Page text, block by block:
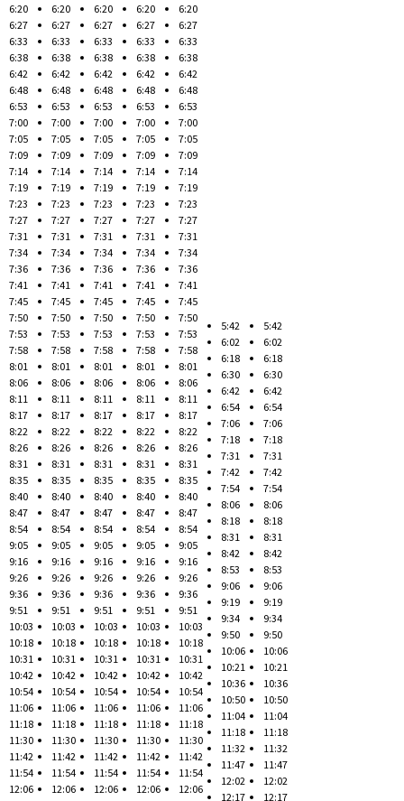
6:20
6:27
6:33
6:38
6:42
6:48
6:53
7:00
7:05
7:09
7:14
7:19
7:23
7:27
7:31
7:34
7:36
7:41
7:45
7:50
7:53
7:58
8:01
8:06
8:11
8:17
8:22
8:26
8:31
8:35
8:40
8:47
8:54
9:05
9:16
9:26
9:36
9:51
10:03
10:18
10:31
10:42
10:54
11:06
11:18
11:30
11:42
11:54
12:06
6:20
6:27
6:33
6:38
6:42
6:48
6:53
7:00
7:05
7:09
7:14
7:19
7:23
7:27
7:31
7:34
7:36
7:41
7:45
7:50
7:53
7:58
8:01
8:06
8:11
8:17
8:22
8:26
8:31
8:35
8:40
8:47
8:54
9:05
9:16
9:26
9:36
9:51
10:03
10:18
10:31
10:42
10:54
11:06
11:18
11:30
11:42
11:54
12:06
6:20
6:27
6:33
6:38
6:42
6:48
6:53
7:00
7:05
7:09
7:14
7:19
7:23
7:27
7:31
7:34
7:36
7:41
7:45
7:50
7:53
7:58
8:01
8:06
8:11
8:17
8:22
8:26
8:31
8:35
8:40
8:47
8:54
9:05
9:16
9:26
9:36
9:51
10:03
10:18
10:31
10:42
10:54
11:06
11:18
11:30
11:42
11:54
12:06
6:20
6:27
6:33
6:38
6:42
6:48
6:53
7:00
7:05
7:09
7:14
7:19
7:23
7:27
7:31
7:34
7:36
7:41
7:45
7:50
7:53
7:58
8:01
8:06
8:11
8:17
8:22
8:26
8:31
8:35
8:40
8:47
8:54
9:05
9:16
9:26
9:36
9:51
10:03
10:18
10:31
10:42
10:54
11:06
11:18
11:30
11:42
11:54
12:06
6:20
6:27
6:33
6:38
6:42
6:48
6:53
7:00
7:05
7:09
7:14
7:19
7:23
7:27
7:31
7:34
7:36
7:41
7:45
7:50
7:53
7:58
8:01
8:06
8:11
8:17
8:22
8:26
8:31
8:35
8:40
8:47
8:54
9:05
9:16
9:26
9:36
9:51
10:03
10:18
10:31
10:42
10:54
11:06
11:18
11:30
11:42
11:54
12:06
5:42
6:02
6:18
6:30
6:42
6:54
7:06
7:18
7:31
7:42
7:54
8:06
8:18
8:31
8:42
8:53
9:06
9:19
9:34
9:50
10:06
10:21
10:36
10:50
11:04
11:18
11:32
11:47
12:02
12:17
5:42
6:02
6:18
6:30
6:42
6:54
7:06
7:18
7:31
7:42
7:54
8:06
8:18
8:31
8:42
8:53
9:06
9:19
9:34
9:50
10:06
10:21
10:36
10:50
11:04
11:18
11:32
11:47
12:02
12:17